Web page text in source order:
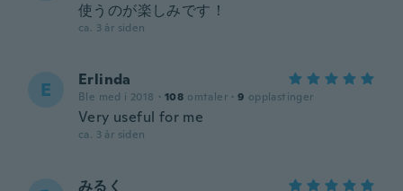
使うのが楽しみです！
ca. 3 år siden
E Erlinda
Ble med i 2018 · 108 omtaler · 9 opplastinger
Very useful for me
ca. 3 år siden
みるく